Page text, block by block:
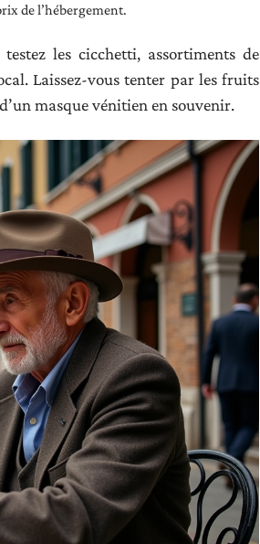
de l’hébergement.
les cicchetti, assortiments de
Laissez-vous tenter par les fruits
masque vénitien en souvenir.